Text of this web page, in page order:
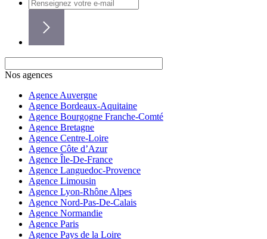
Nos agences
Agence Auvergne
Agence Bordeaux-Aquitaine
Agence Bourgogne Franche-Comté
Agence Bretagne
Agence Centre-Loire
Agence Côte d’Azur
Agence Île-De-France
Agence Languedoc-Provence
Agence Limousin
Agence Lyon-Rhône Alpes
Agence Nord-Pas-De-Calais
Agence Normandie
Agence Paris
Agence Pays de la Loire